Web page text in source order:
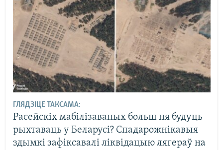
ГЛЯДЗІЦЕ ТАКСАМА:
Расейскіх мабілізаваных больш ня будуць
рыхтаваць у Беларусі? Спадарожнікавыя
здымкі зафіксавалі ліквідацыю лягераў на